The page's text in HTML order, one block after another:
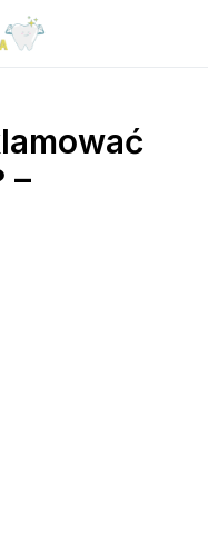
–